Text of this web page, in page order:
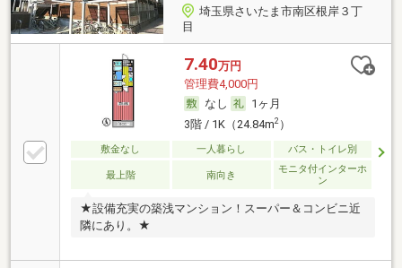
埼玉県さいたま市南区根岸３丁
目
7.40万円
管理費4,000円
なし
1ヶ月
3階 / 1K（24.84m2）
敷金なし 一人暮らし バス・トイレ別
最上階 南向き
モニタ付インターホ
ン
★設備充実の築浅マンション！スーパー＆コンビニ近
隣にあり。★